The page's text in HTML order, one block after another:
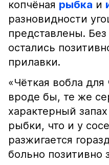
копчёная рыбка и
разновидности
представлены.
остались
прилавки.
«Чёткая вобла
вроде бы, те же
характерный
рыбки, что и у
разжигается
больно позитивно